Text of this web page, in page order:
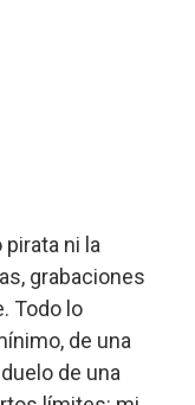
ni la
grabaciones
Todo lo
de una
de una